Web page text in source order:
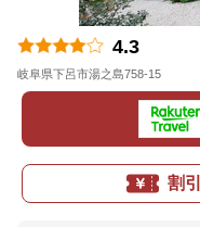
4.3
岐阜県下呂市湯之島758-15
割